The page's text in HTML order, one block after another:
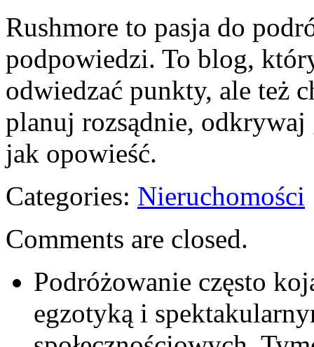
Rushmore to pasja do
podpowiedzi. To blog,
odwiedzać punkty, ale też
planuj rozsądnie,
jak opowieść.
Categories: Nieruchomości
Comments are closed.
Podróżowanie często
egzotyką i